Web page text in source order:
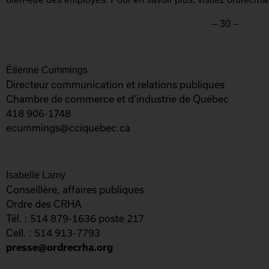
– 30 –
Étienne Cummings
Directeur communication et relations publiques
Chambre de commerce et d’industrie de Québec
418 906-1748
ecummings@cciquebec.ca
Isabelle Lamy
Conseillère, affaires publiques
Ordre des CRHA
Tél. : 514 879-1636 poste 217
Cell. : 514 913-7793
presse@ordrecrha.org